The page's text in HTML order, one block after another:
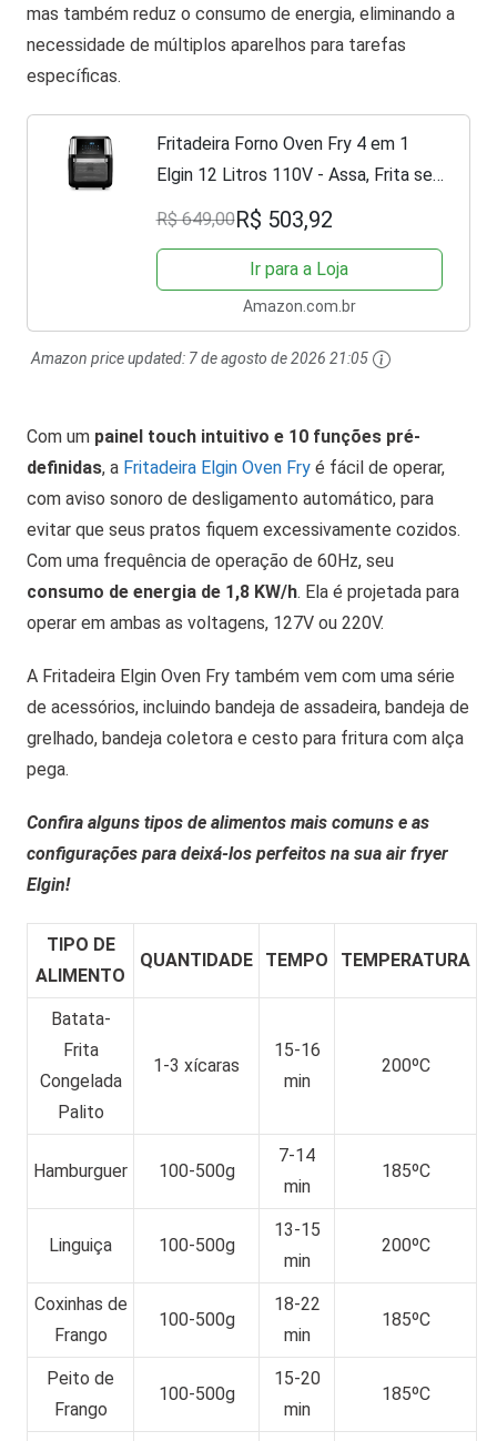
mas também reduz o consumo de energia, eliminando a
necessidade de múltiplos aparelhos para tarefas
específicas.
Fritadeira Forno Oven Fry 4 em 1
Elgin 12 Litros 110V - Assa, Frita sem
óleo, Desidrata e Reaquece Airfryer
R$ 649,00R$ 503,92
Ir para a Loja
Amazon.com.br
Amazon price updated: 7 de agosto de 2026 21:05
Com um painel touch intuitivo e 10 funções pré-
definidas, a Fritadeira Elgin Oven Fry é fácil de operar,
com aviso sonoro de desligamento automático, para
evitar que seus pratos fiquem excessivamente cozidos.
Com uma frequência de operação de 60Hz, seu
consumo de energia de 1,8 KW/h. Ela é projetada para
operar em ambas as voltagens, 127V ou 220V.
A Fritadeira Elgin Oven Fry também vem com uma série
de acessórios, incluindo bandeja de assadeira, bandeja de
grelhado, bandeja coletora e cesto para fritura com alça
pega.
Confira alguns tipos de alimentos mais comuns e as
configurações para deixá-los perfeitos na sua air fryer
Elgin!
TIPO DE
ALIMENTO
QUANTIDADE TEMPO TEMPERATURA
Batata-
Frita
Congelada
Palito
1-3 xícaras
15-16
min
200ºC
Hamburguer 100-500g
7-14
min
185ºC
Linguiça 100-500g
13-15
min
200ºC
Coxinhas de
Frango
100-500g
18-22
min
185ºC
Peito de
Frango
100-500g
15-20
min
185ºC